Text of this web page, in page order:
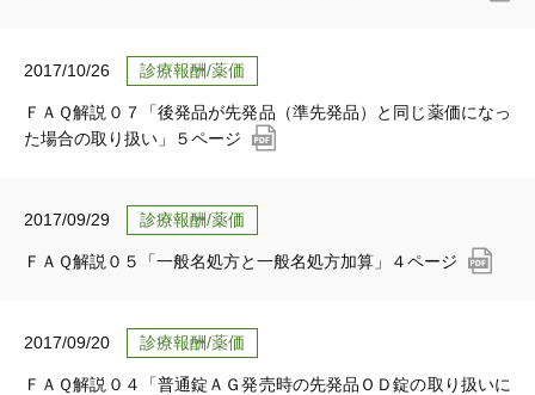
2017/10/26 診療報酬/薬価
ＦＡＱ解説０７「後発品が先発品（準先発品）と同じ薬価になっ
た場合の取り扱い」５ページ
2017/09/29 診療報酬/薬価
ＦＡＱ解説０５「一般名処方と一般名処方加算」４ページ
2017/09/20 診療報酬/薬価
ＦＡＱ解説０４「普通錠ＡＧ発売時の先発品ＯＤ錠の取り扱いに